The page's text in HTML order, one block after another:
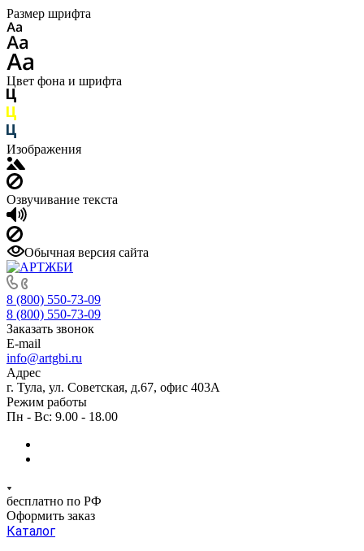
Размер шрифта
Цвет фона и шрифта
Изображения
Озвучивание текста
Обычная версия сайта
8 (800) 550-73-09
8 (800) 550-73-09
Заказать звонок
E-mail
info@artgbi.ru
Адрес
г. Тула, ул. Советская, д.67, офис 403А
Режим работы
Пн - Вс: 9.00 - 18.00
бесплатно по РФ
Оформить заказ
Каталог